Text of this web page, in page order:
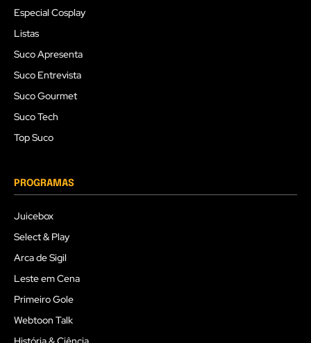
Especial Cosplay
Listas
Suco Apresenta
Suco Entrevista
Suco Gourmet
Suco Tech
Top Suco
PROGRAMAS
Juicebox
Select & Play
Arca de Sigil
Leste em Cena
Primeiro Gole
Webtoon Talk